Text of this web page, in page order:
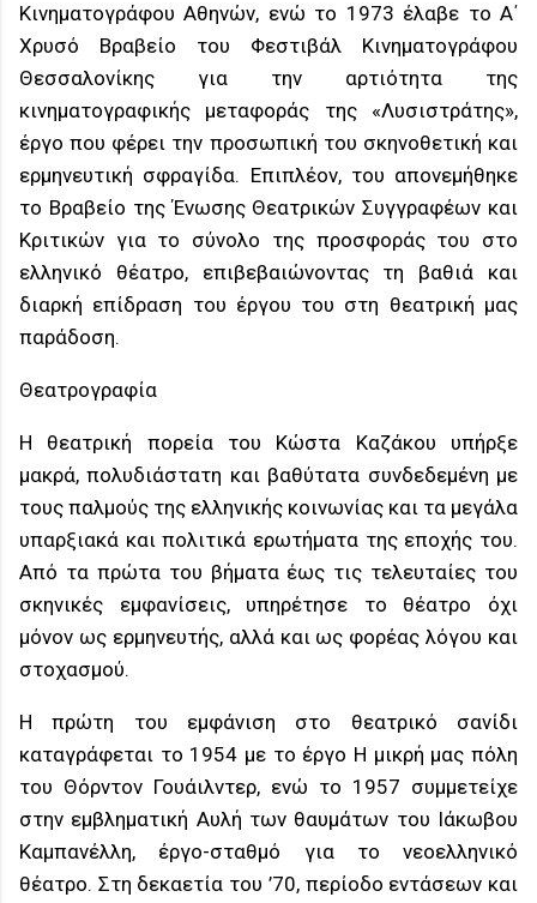
Κινηματογράφου Αθηνών, ενώ το 1973 έλαβε το Α΄
Χρυσό Βραβείο του Φεστιβάλ Κινηματογράφου
Θεσσαλονίκης για την αρτιότητα της
κινηματογραφικής μεταφοράς της «Λυσιστράτης»,
έργο που φέρει την προσωπική του σκηνοθετική και
ερμηνευτική σφραγίδα. Επιπλέον, του απονεμήθηκε
το Βραβείο της Ένωσης Θεατρικών Συγγραφέων και
Κριτικών για το σύνολο της προσφοράς του στο
ελληνικό θέατρο, επιβεβαιώνοντας τη βαθιά και
διαρκή επίδραση του έργου του στη θεατρική μας
παράδοση.
Θεατρογραφία
Η θεατρική πορεία του Κώστα Καζάκου υπήρξε
μακρά, πολυδιάστατη και βαθύτατα συνδεδεμένη με
τους παλμούς της ελληνικής κοινωνίας και τα μεγάλα
υπαρξιακά και πολιτικά ερωτήματα της εποχής του.
Από τα πρώτα του βήματα έως τις τελευταίες του
σκηνικές εμφανίσεις, υπηρέτησε το θέατρο όχι
μόνον ως ερμηνευτής, αλλά και ως φορέας λόγου και
στοχασμού.
Η πρώτη του εμφάνιση στο θεατρικό σανίδι
καταγράφεται το 1954 με το έργο Η μικρή μας πόλη
του Θόρντον Γουάιλντερ, ενώ το 1957 συμμετείχε
στην εμβληματική Αυλή των θαυμάτων του Ιάκωβου
Καμπανέλλη, έργο-σταθμό για το νεοελληνικό
θέατρο. Στη δεκαετία του ’70, περίοδο εντάσεων και